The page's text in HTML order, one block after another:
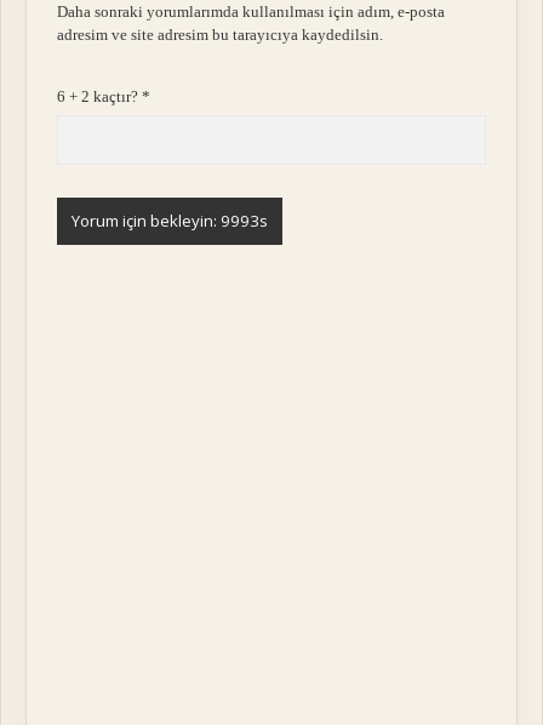
Daha sonraki yorumlarımda kullanılması için adım, e-posta
adresim ve site adresim bu tarayıcıya kaydedilsin.
6 + 2 kaçtır?*